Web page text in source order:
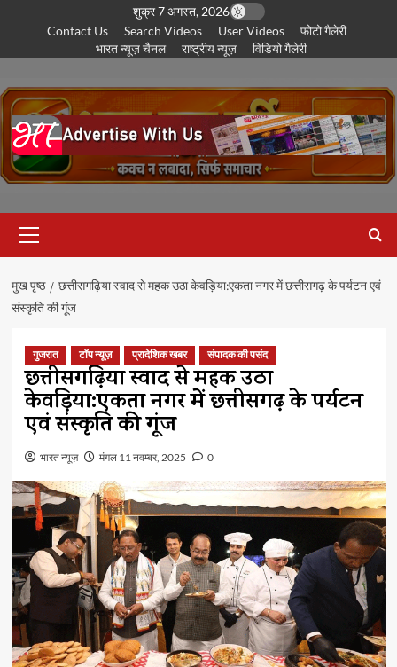
पर
शुक्र 7 अगस्त, 2026
Contact Us
Search Videos User Videos
फोटो गैलेरी
भारत न्यूज़ चैनल
राष्ट्रीय न्यूज़ विडियो गैलेरी
सूची
मुख पृष्ठ
छत्तीसगढ़िया स्वाद से महक उठा केवड़िया:एकता नगर में छत्तीसगढ़ के पर्यटन एवं
संस्कृति की गूंज
गुजरात टॉप न्यूज़ प्रादेशिक खबर संपादक की पसंद
छत्तीसगढ़िया स्वाद से महक उठा
केवड़िया:एकता नगर में छत्तीसगढ़ के पर्यटन
एवं संस्कृति की गूंज
भारत न्यूज़ मंगल 11 नवम्बर, 2025 0